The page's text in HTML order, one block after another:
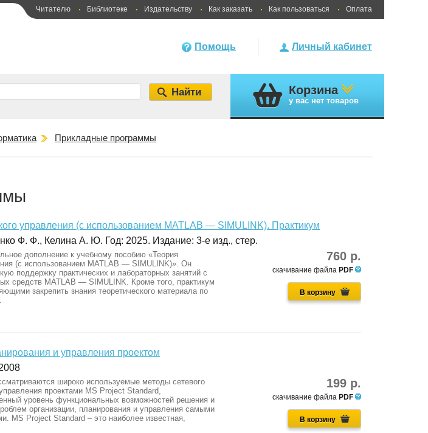
Читателю Библиотеке Издательству Как заказать Как пользоваться Оплата
Личный кабинет
Помощь
Корзина
у вас нет товаров
Прикладные программы
управления (с использованием MATLAB — SIMULINK). Практикум
Ф. Ф., Келина А. Ю. Год: 2025. Издание: 3-е изд., стер.
760 р.
скачивание файла PDF
В корзину
дополнение к учебному пособию «Теория
(с использованием MATLAB — SIMULINK)». Он
поддержку практических и лабораторных занятий с
средств MATLAB — SIMULINK. Кроме того, практикум
закрепить знания теоретического материала по
и управления проектом
199 р.
скачивание файла PDF
В корзину
широко используемые методы сетевого
проектами MS Project Standard,
уровень функциональных возможностей решения и
организации, планирования и управления самыми
MS Project Standard – это наиболее известная,